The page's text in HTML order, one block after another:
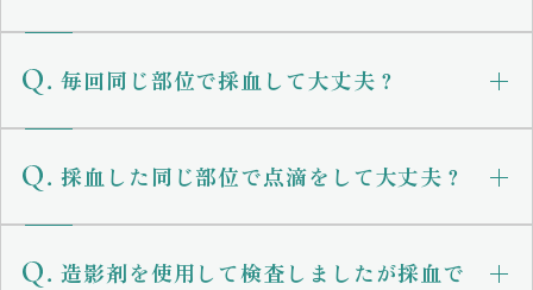
毎回同じ部位で採血して大丈夫？
採血した同じ部位で点滴をして大丈夫？
造影剤を使用して検査しましたが採血で